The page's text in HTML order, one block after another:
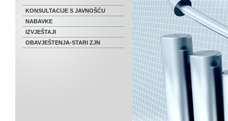
KONSULTACIJE S JAVNOŠĆU
NABAVKE
IZVJEŠTAJI
OBAVJEŠTENJA-STARI ZJN